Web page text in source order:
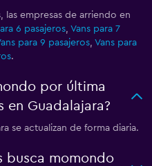
las empresas de arriendo en
6 pasajeros, Vans para 7
para 9 pasajeros, Vans para
.
por última
en Guadalajara?
se actualizan de forma diaria.
busca momondo